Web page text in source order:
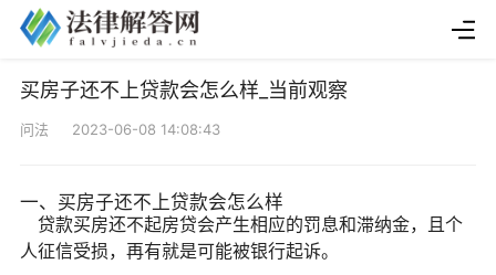
买房子还不上贷款会怎么样_当前观察
问法 2023-06-08 14:08:43
一、买房子还不上贷款会怎么样
贷款买房还不起房贷会产生相应的罚息和滞纳金，且个
人征信受损，再有就是可能被银行起诉。